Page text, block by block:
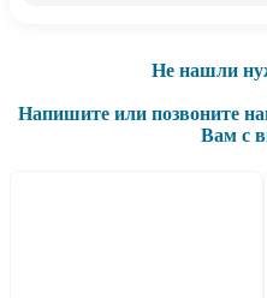
Не нашли
Напишите или позвоните
Вам с